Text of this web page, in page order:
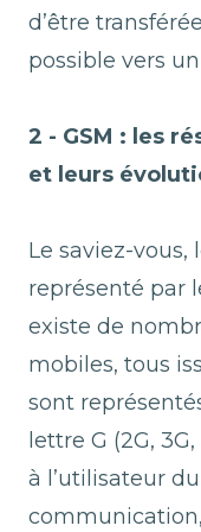
d’être
possible vers
2 - GSM : les
et leurs
Le saviez-vous,
représenté par
existe de
mobiles, tous
sont
lettre G (2G,
à l’utilisateur